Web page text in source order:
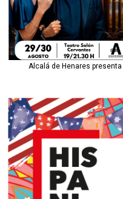
Alcalá de Henares